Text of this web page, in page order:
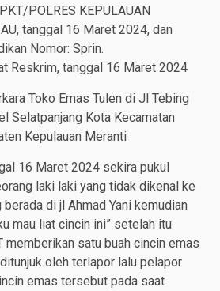
POLRES KEPULAUAN
tanggal 16 Maret 2024, dan
Nomor: Sprin.
tanggal 16 Maret 2024
Toko Emas Tulen di Jl Tebing
Selatpanjang Kota Kecamatan
Kepulauan Meranti
16 Maret 2024 sekira pukul
laki laki yang tidak dikenal ke
di jl Ahmad Yani kemudian
mau liat cincin ini” setelah itu
memberikan satu buah cincin emas
oleh terlapor lalu pelapor
emas tersebut pada saat